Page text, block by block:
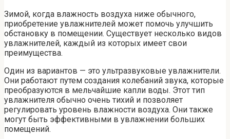
Зимой, когда влажность воздуха ниже обычного,
приобретение увлажнителей может помочь улучшить
обстановку в помещении. Существует несколько видов
увлажнителей, каждый из которых имеет свои
преимущества.
Один из вариантов — это ультразвуковые увлажнители.
Они работают путем создания колебаний звука, которые
преобразуются в мельчайшие капли воды. Этот тип
увлажнителя обычно очень тихий и позволяет
регулировать уровень влажности воздуха. Они также
могут быть эффективными в увлажнении больших
помещений.